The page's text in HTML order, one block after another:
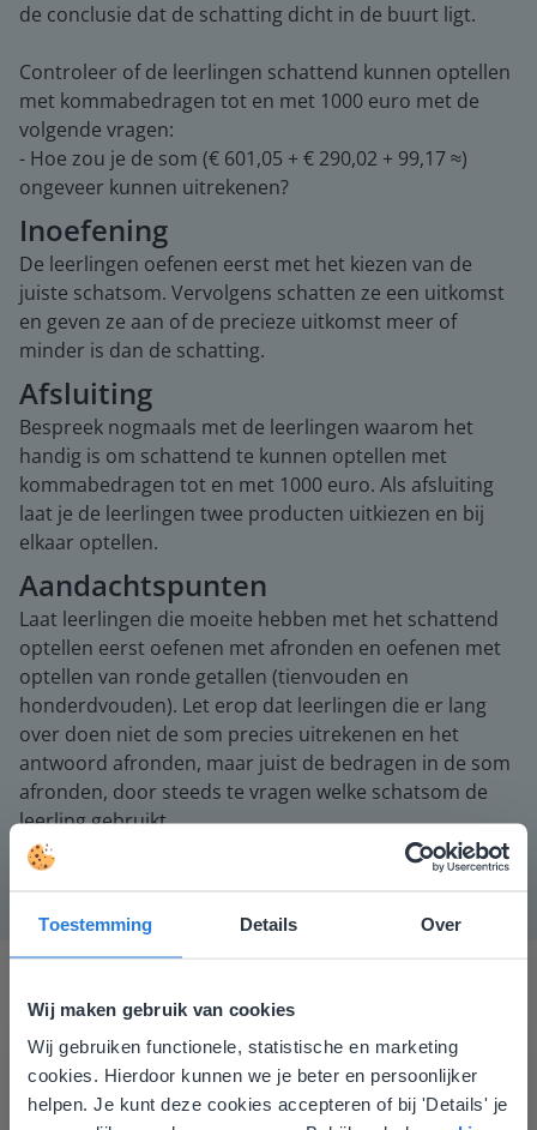
Toestemming Details Over
Wij maken gebruik van cookies
Wij gebruiken functionele, statistische en marketing
cookies. Hierdoor kunnen we je beter en persoonlijker
helpen. Je kunt deze cookies accepteren of bij 'Details' je
de conclusie dat de schatting dicht in de buurt ligt.
Controleer of de leerlingen schattend kunnen optellen
met kommabedragen tot en met 1000 euro met de
volgende vragen:
- Hoe zou je de som (€ 601,05 + € 290,02 + 99,17 ≈)
ongeveer kunnen uitrekenen?
Inoefening
De leerlingen oefenen eerst met het kiezen van de
juiste schatsom. Vervolgens schatten ze een uitkomst
en geven ze aan of de precieze uitkomst meer of
minder is dan de schatting.
Afsluiting
Bespreek nogmaals met de leerlingen waarom het
handig is om schattend te kunnen optellen met
kommabedragen tot en met 1000 euro. Als afsluiting
laat je de leerlingen twee producten uitkiezen en bij
elkaar optellen.
Aandachtspunten
Laat leerlingen die moeite hebben met het schattend
optellen eerst oefenen met afronden en oefenen met
optellen van ronde getallen (tienvouden en
honderdvouden). Let erop dat leerlingen die er lang
over doen niet de som precies uitrekenen en het
antwoord afronden, maar juist de bedragen in de som
afronden, door steeds te vragen welke schatsom de
leerling gebruikt.
Deze website komt niet
overeen met je locatie